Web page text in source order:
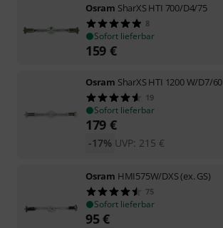
Osram SharXS HTI 700/D4/75
8
Sofort lieferbar
159 €
Osram SharXS HTI 1200 W/D7/60
19
Sofort lieferbar
179 €
UVP: 215 €
-17%
Osram HMI575W/DXS (ex. GS)
75
Sofort lieferbar
95€